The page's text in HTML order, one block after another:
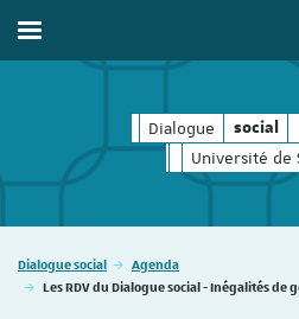
Dialogue social
social
Université de
Afficher / masquer le menu
Vous êtes ici :
Dialogue social
Agenda
Les RDV du Dialogue social - Inégalités